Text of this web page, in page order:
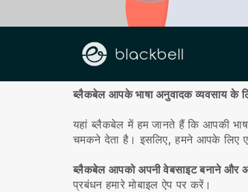
हमारे बारे में
ब्लैकबेल आपके भाषा अनुवादक व्यवसाय के
यहां ब्लैकबेल में हम जानते हैं कि आपकी
चमकने देता है। इसलिए, हमने आपके लिए
ब्लैकबेल आपको अपनी वेबसाइट बनाने और
प्रबंधन हमारे मोबाइल ऐप पर करें।